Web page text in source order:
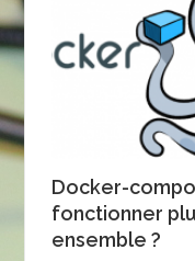
Docker-
fonctionner
ensemble ?